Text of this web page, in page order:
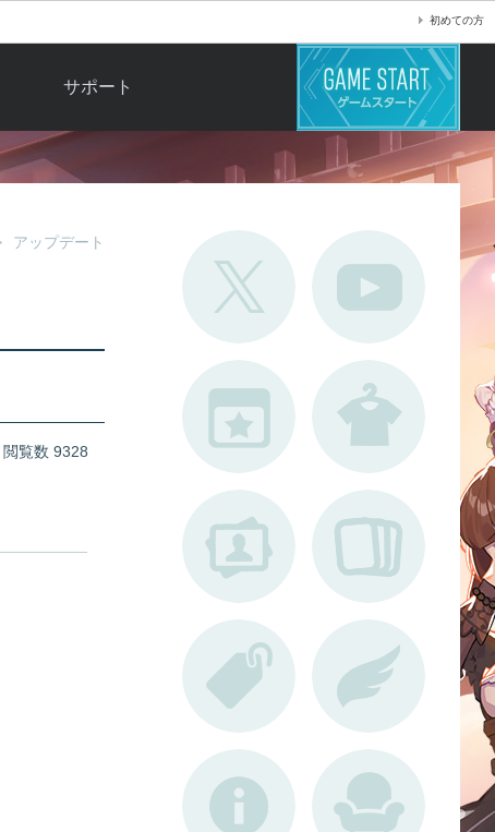
初めての方
サポート
よくある質問
不具合対応状況
アップデート
閲覧数 9328